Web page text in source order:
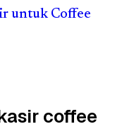
untuk Coffee
coffee